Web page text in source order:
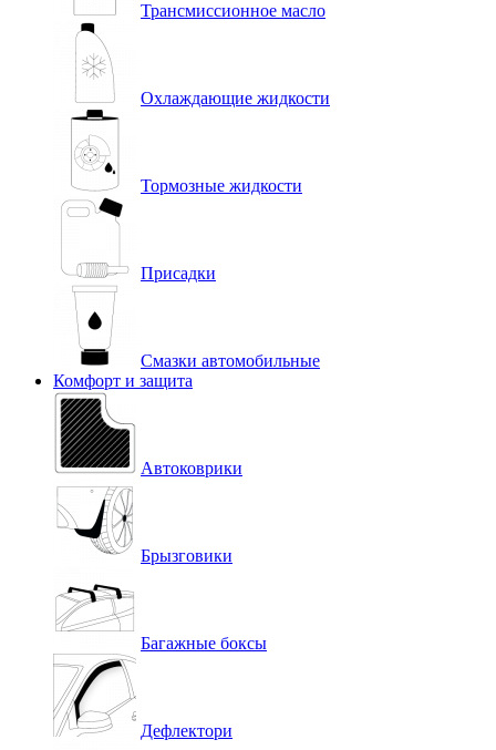
Трансмиссионное масло
Охлаждающие жидкости
Тормозные жидкости
Присадки
Смазки автомобильные
Комфорт и защита
Автоковрики
Брызговики
Багажные боксы
Дефлектори